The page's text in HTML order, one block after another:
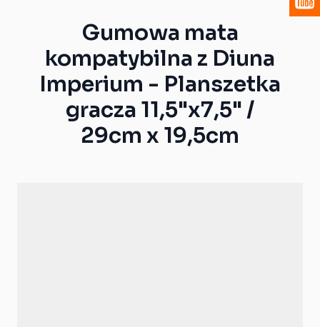
Gumowa mata
kompatybilna z Diuna
Imperium - Planszetka
gracza 11,5"x7,5" /
29cm x 19,5cm